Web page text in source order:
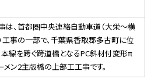
は、首都圏中央連絡自動車道（大栄～横
工事の一部で、千葉県香取郡多古町に位
本線を跨ぐ跨道橋となるPC斜材付変形π
メン2主版橋の上部工工事です。